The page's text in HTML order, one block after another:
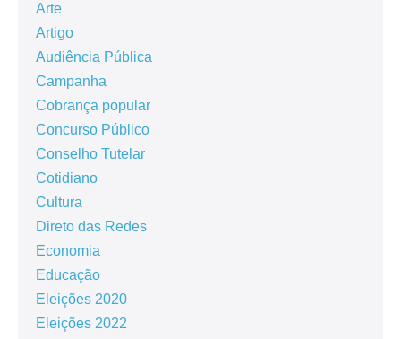
Arte
Artigo
Audiência Pública
Campanha
Cobrança popular
Concurso Público
Conselho Tutelar
Cotidiano
Cultura
Direto das Redes
Economia
Educação
Eleições 2020
Eleições 2022